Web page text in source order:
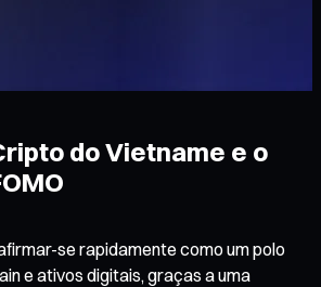
do Vietname e o
se rapidamente como um polo
e ativos digitais, graças a uma